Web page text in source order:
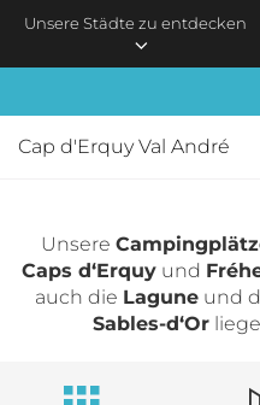
Skip to main content
Unsere Städte zu entdecken
Cap d'Erquy Val André
Unsere
Caps d‘Erquy und
auch die Laguneund
Sables-d‘Or